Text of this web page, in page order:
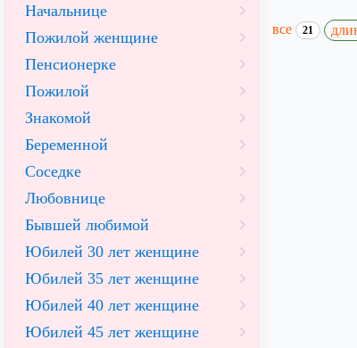
все 21
Начальнице
Пожилой женщине
Пенсионерке
Пожилой
Знакомой
Беременной
Соседке
Любовнице
Бывшей любимой
Юбилей 30 лет женщине
Юбилей 35 лет женщине
Юбилей 40 лет женщине
Юбилей 45 лет женщине